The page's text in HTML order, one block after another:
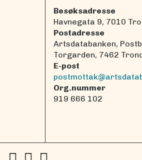
Besøksadresse
Havnegata 9, 7010
Postadresse
Artsdatabanken,
Torgarden, 7462
E-post
Org.nummer
919 666 102